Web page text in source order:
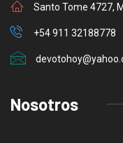
Santo Tome 4727,
+54 911 32188778
Nosotros